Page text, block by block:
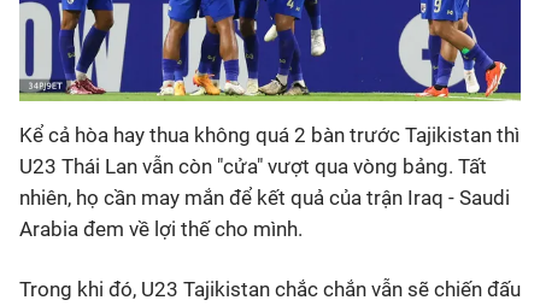
Kể cả hòa hay thua không quá 2 bàn trước Tajikistan thì
U23 Thái Lan vẫn còn "cửa" vượt qua vòng bảng. Tất
nhiên, họ cần may mắn để kết quả của trận Iraq - Saudi
Arabia đem về lợi thế cho mình.
Trong khi đó, U23 Tajikistan chắc chắn vẫn sẽ chiến đấu